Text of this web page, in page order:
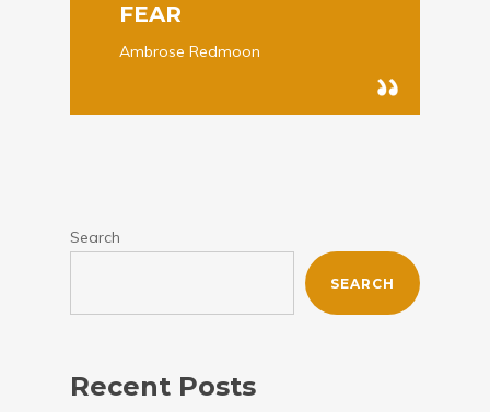
FEAR
Ambrose Redmoon
Search
SEARCH
Recent Posts